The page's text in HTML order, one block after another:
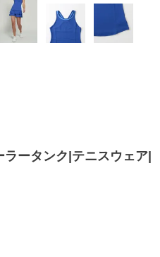
ータンク|テニスウェア|